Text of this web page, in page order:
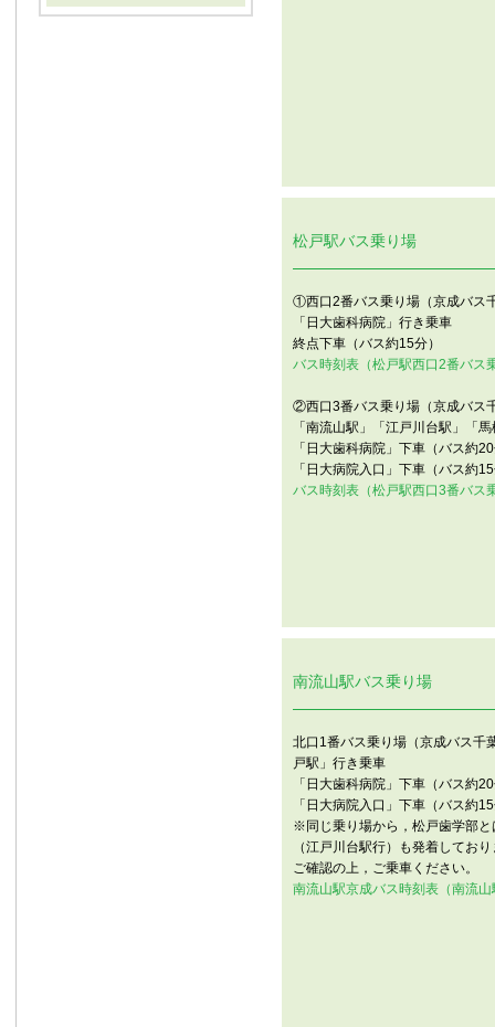
松戸駅バス乗り場
①西口2番バス乗り場（京成バス
「日大歯科病院」行き乗車
終点下車（バス約15分）
バス時刻表（松戸駅西口2番バス
②西口3番バス乗り場（京成バス
「南流山駅」「江戸川台駅」「
「日大歯科病院」下車（バス約
「日大病院入口」下車（バス約
バス時刻表（松戸駅西口3番バス
南流山駅バス乗り場
北口1番バス乗り場（京成バス千
戸駅」行き乗車
「日大歯科病院」下車（バス約
「日大病院入口」下車（バス約
※同じ乗り場から，松戸歯学部と
（江戸川台駅行）も発着してお
ご確認の上，ご乗車ください。
南流山駅京成バス時刻表（南流山